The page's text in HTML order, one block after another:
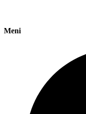
Meni